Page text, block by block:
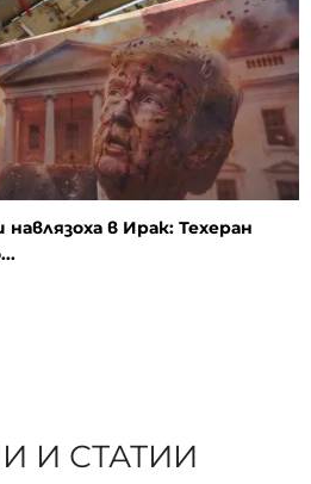
в Ирак: Техеран
И СТАТИИ